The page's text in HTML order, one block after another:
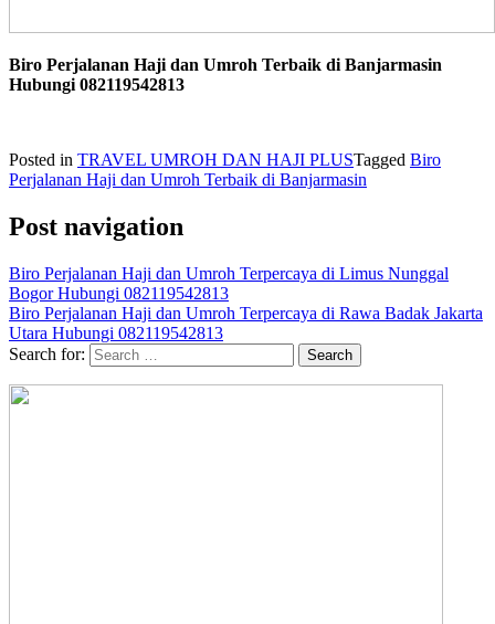
Biro Perjalanan Haji dan Umroh Terbaik di Banjarmasin
Hubungi 082119542813
Posted in TRAVEL UMROH DAN HAJI PLUSTagged Biro
Perjalanan Haji dan Umroh Terbaik di Banjarmasin
Post navigation
Biro Perjalanan Haji dan Umroh Terpercaya di Limus Nunggal
Bogor Hubungi 082119542813
Biro Perjalanan Haji dan Umroh Terpercaya di Rawa Badak Jakarta
Utara Hubungi 082119542813
Search for: